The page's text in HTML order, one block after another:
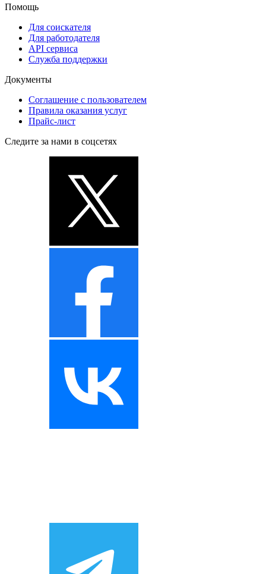
Помощь
Для соискателя
Для работодателя
API сервиса
Служба поддержки
Документы
Соглашение с пользователем
Правила оказания услуг
Прайс-лист
Следите за нами в соцсетях